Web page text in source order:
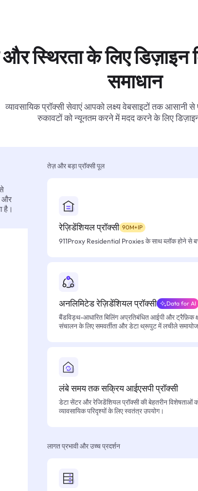
और स्थिरता के लिए
समाधान
व्यावसायिक प्रॉक्सी सेवाएं आपको लक्ष्य वेबसाइटों तक
रुकावटों को न्यूनतम करने में मदद करने के लिए
और
है।
तेज़ और बड़ा प्रॉक्सी पूल
रेज़िडेंशियल प्रॉक्सी 90M+IP
911Proxy Residential Proxies के साथ ब्लॉक होने से
अनलिमिटेड रेज़िडेंशियल प्रॉक्सी Data for AI
बैंडविड्थ-आधारित बिलिंग अप्रतिबंधित आईपी और ट्रैफ़िक
संचालन के लिए समवर्तीता और डेटा थ्रूपुट में लचीले
लंबे समय तक सक्रिय आईएसपी प्रॉक्सी
डेटा सेंटर और रेजिडेंशियल प्रॉक्सी की बेहतरीन विशेषताओं
व्यावसायिक परिदृश्यों के लिए स्वतंत्र उपयोग।
लागत प्रभावी और उच्च प्रदर्शन